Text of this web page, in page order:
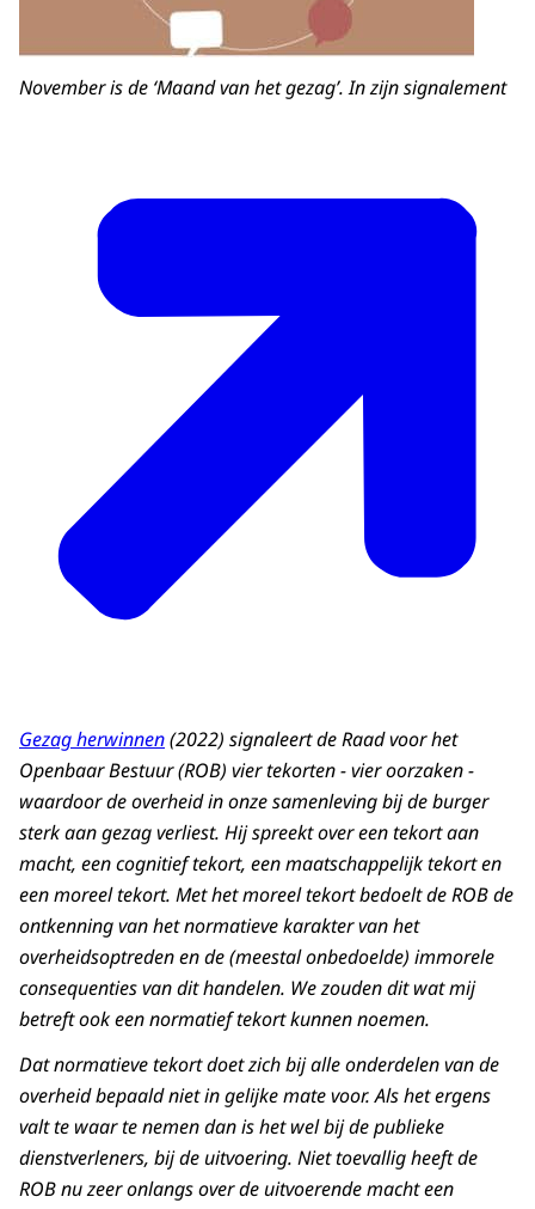
November is de ‘Maand van het gezag’. In zijn signalement
Gezag herwinnen(2022) signaleert de Raad voor het
Openbaar Bestuur (ROB) vier tekorten - vier oorzaken -
waardoor de overheid in onze samenleving bij de burger
sterk aan gezag verliest. Hij spreekt over een tekort aan
macht, een cognitief tekort, een maatschappelijk tekort en
een moreel tekort. Met het moreel tekort bedoelt de ROB de
ontkenning van het normatieve karakter van het
overheidsoptreden en de (meestal onbedoelde) immorele
consequenties van dit handelen. We zouden dit wat mij
betreft ook een normatief tekort kunnen noemen.
Dat normatieve tekort doet zich bij alle onderdelen van de
overheid bepaald niet in gelijke mate voor. Als het ergens
valt te waar te nemen dan is het wel bij de publieke
dienstverleners, bij de uitvoering. Niet toevallig heeft de
ROB nu zeer onlangs over de uitvoerende macht een